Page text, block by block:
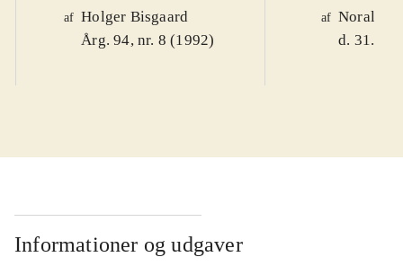
af Holger Bisgaard
Årg. 94, nr. 8 (1992)
af Noralv
d. 31.
Informationer og udgaver